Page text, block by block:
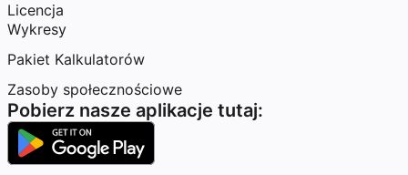
Licencja
Wykresy
Pakiet Kalkulatorów
Zasoby społecznościowe
Pobierz nasze aplikacje tutaj: